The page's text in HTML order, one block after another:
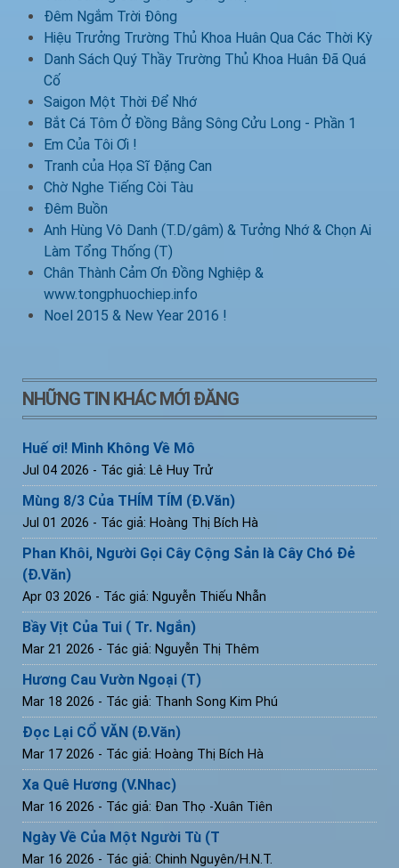
Đêm Ngắm Trời Đông
Hiệu Trưởng Trường Thủ Khoa Huân Qua Các Thời Kỳ
Danh Sách Quý Thầy Trường Thủ Khoa Huân Đã Quá
Cố
Saigon Một Thời Để Nhớ
Bắt Cá Tôm Ở Đồng Bằng Sông Cửu Long - Phần 1
Em Của Tôi Ơi !
Tranh của Họa Sĩ Đặng Can
Chờ Nghe Tiếng Còi Tàu
Đêm Buồn
Anh Hùng Vô Danh (T.D/gâm) & Tưởng Nhớ & Chọn Ai
Làm Tổng Thống (T)
Chân Thành Cảm Ơn Đồng Nghiệp &
www.tongphuochiep.info
Noel 2015 & New Year 2016 !
NHỮNG TIN KHÁC MỚI ĐĂNG
Huế ơi! Mình Không Về Mô
Jul 04 2026 - Tác giả: Lê Huy Trử
Mùng 8/3 Của THÍM TÍM (Đ.Văn)
Jul 01 2026 - Tác giả: Hoàng Thị Bích Hà
Phan Khôi, Người Gọi Cây Cộng Sản là Cây Chó Đẻ
(Đ.Văn)
Apr 03 2026 - Tác giả: Nguyễn Thiếu Nhẫn
Bầy Vịt Của Tui ( Tr. Ngắn)
Mar 21 2026 - Tác giả: Nguyễn Thị Thêm
Hương Cau Vườn Ngoại (T)
Mar 18 2026 - Tác giả: Thanh Song Kim Phú
Đọc Lại CỔ VĂN (Đ.Văn)
Mar 17 2026 - Tác giả: Hoàng Thị Bích Hà
Xa Quê Hương (V.Nhac)
Mar 16 2026 - Tác giả: Đan Thọ -Xuân Tiên
Ngày Về Của Một Người Tù (T
Mar 16 2026 - Tác giả: Chinh Nguyên/H.N.T.